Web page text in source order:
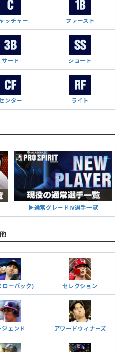
ッチャー ファースト
サード ショート
ンター ライト
▶︎通常グレードⅣ選手一覧
ローバック) セレクション
ジェンド アワードウィナーズ